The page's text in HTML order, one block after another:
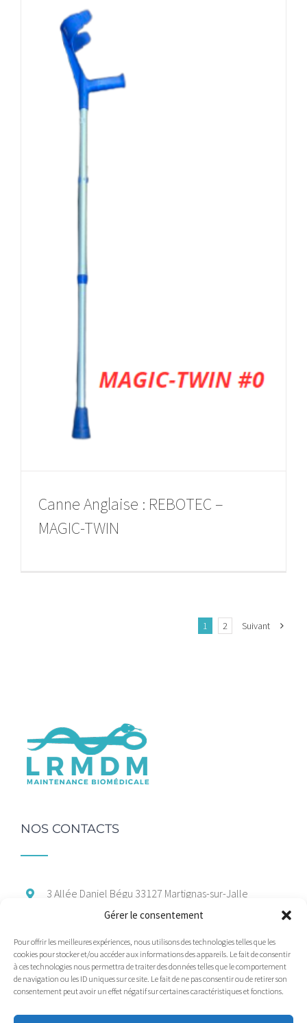
Gérer le consentement
Pour offrir les meilleures expériences, nous utilisons des technologies telles que les
cookies pour stocker et/ou accéder aux informations des appareils. Le fait de consentir
à ces technologies nous permettra de traiter des données telles que le comportement
de navigation ou les ID uniques sur ce site. Le fait de ne pas consentir ou de retirer son
consentement peut avoir un effet négatif sur certaines caractéristiques et fonctions.
Canne Anglaise : REBOTEC –
MAGIC-TWIN
1 2 Suivant
NOS CONTACTS
3 Allée Daniel Bégu 33127 Martignas-sur-Jalle
06 47 66 37 88
marcom@maintenance-medicale.com